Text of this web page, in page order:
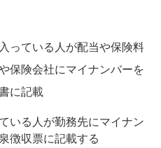
っている人が配当や保険料
保険会社にマイナンバーを
に記載
いる人が勤務先にマイナン
徴収票に記載する